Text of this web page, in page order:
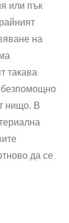
или пък
на
такава
безпомощно
нищо. В
да се